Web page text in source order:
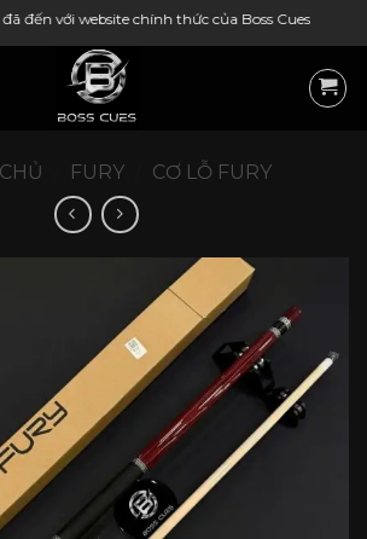
chính thức của Boss Cues
FURY CƠ LỖ FURY